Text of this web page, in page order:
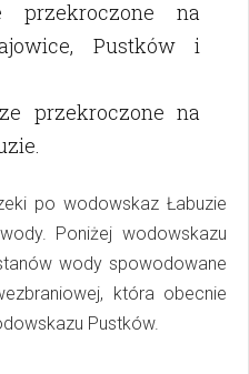
przekroczone na
Pustków i
przekroczone na
po wodowskaz Łabuzie
Poniżej wodowskazu
wody spowodowane
która obecnie
Pustków.